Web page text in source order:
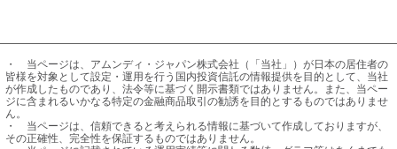
・	当ページは、アムンディ・ジャパン株式会社（「当社」）が日本の居住者の
皆様を対象として設定・運用を行う国内投資信託の情報提供を目的として、当社
が作成したものであり、法令等に基づく開示書類ではありません。また、当ペー
ジに含まれるいかなる特定の金融商品取引の勧誘を目的とするものではありませ
ん。
・	当ページは、信頼できると考えられる情報に基づいて作成しておりますが、
その正確性、完全性を保証するものではありません。